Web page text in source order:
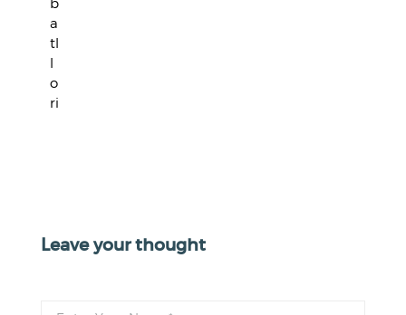
a
tl
l
o
ri
Leave your thought